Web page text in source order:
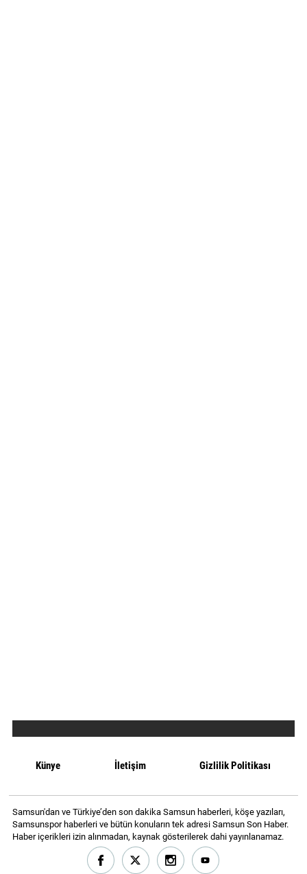
Künye İletişim Gizlilik Politikası
Samsun'dan ve Türkiye’den son dakika Samsun haberleri, köşe yazıları,
Samsunspor haberleri ve bütün konuların tek adresi Samsun Son Haber.
Haber içerikleri izin alınmadan, kaynak gösterilerek dahi yayınlanamaz.